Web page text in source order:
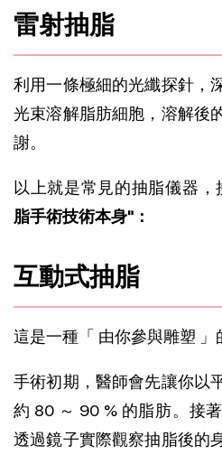
雷射抽脂
利用一條極細的光纖探針，
光束溶解脂肪細胞，溶解後
謝。
以上就是常見的抽脂儀器
脂手術技術本身"：
互動式抽脂
這是一種「 由你參與雕塑 」
手術初期，醫師會先讓你以
約 80 ～ 90 % 的脂肪。接
透過鏡子實際觀察抽脂後的